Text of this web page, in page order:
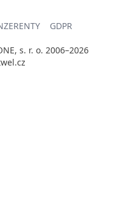
GDPR
s. r. o. 2006–2026